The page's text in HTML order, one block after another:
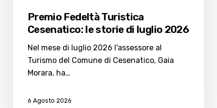
Premio Fedeltà Turistica
Cesenatico: le storie di luglio 2026
Nel mese di luglio 2026 l'assessore al
Turismo del Comune di Cesenatico, Gaia
Morara, ha…
6 Agosto 2026